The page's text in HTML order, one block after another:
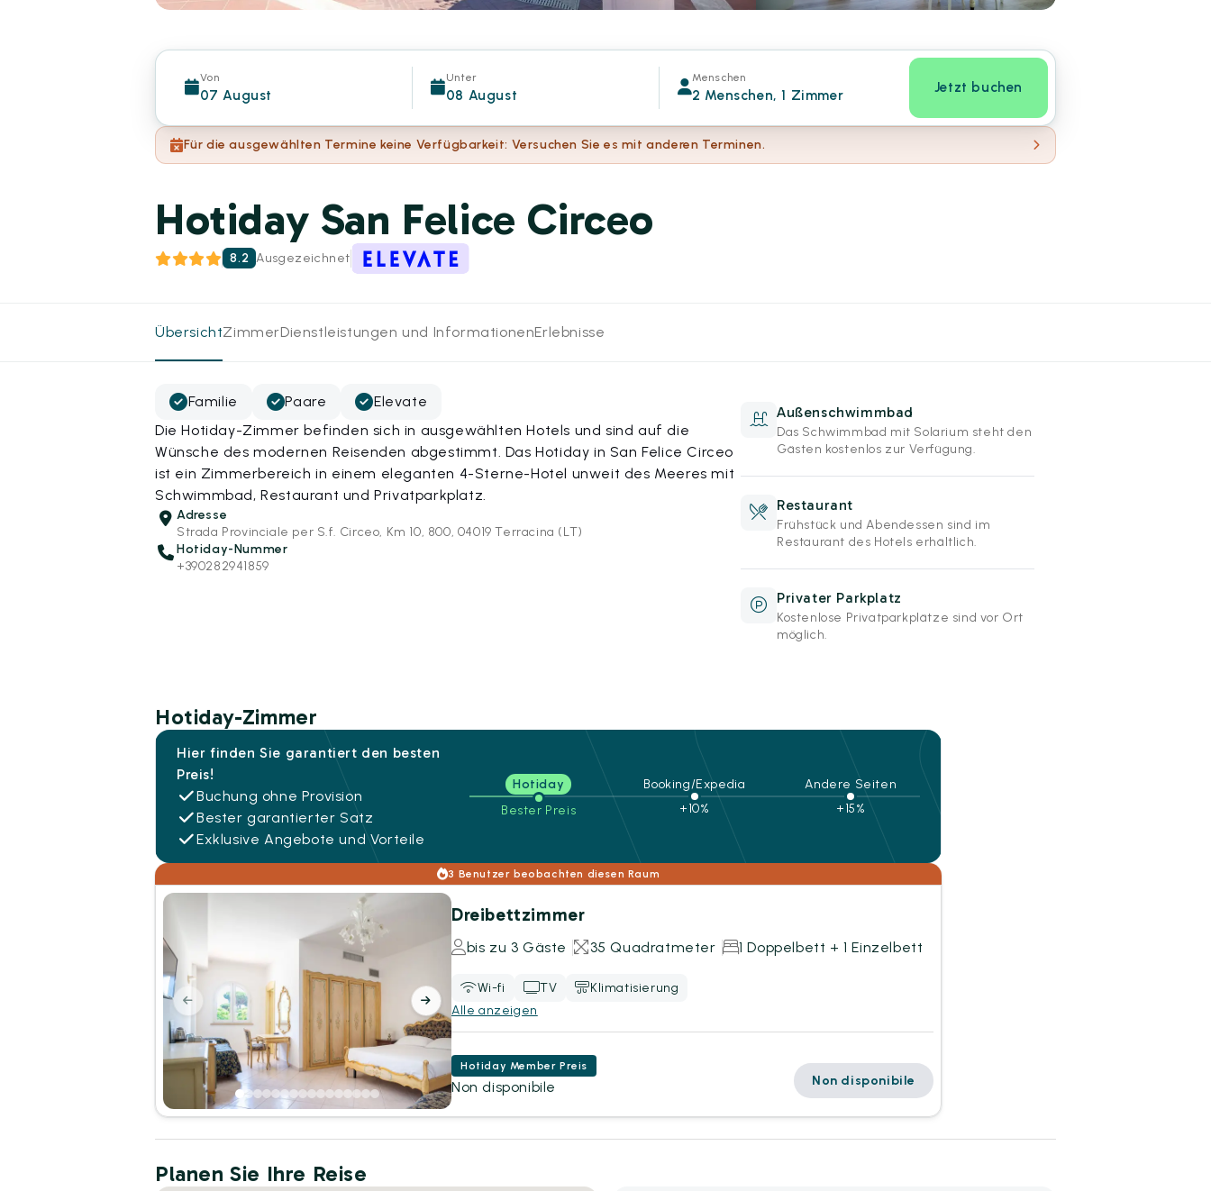
Von
07 August
Unter
08 August
Menschen
2 Menschen, 1 Zimmer Jetzt buchen
Für die ausgewählten Termine keine Verfügbarkeit: Versuchen Sie es mit anderen Terminen.
Hotiday San Felice Circeo
8.2 Ausgezeichnet
ÜbersichtZimmerDienstleistungen und InformationenErlebnisse
Familie Paare
Elevate
Die Hotiday-Zimmer befinden sich in ausgewählten Hotels und sind auf die
Wünsche des modernen Reisenden abgestimmt. Das Hotiday in San Felice Circeo
ist ein Zimmerbereich in einem eleganten 4-Sterne-Hotel unweit des Meeres mit
Schwimmbad, Restaurant und Privatparkplatz.
Adresse
Strada Provinciale per S.f. Circeo, Km 10, 800, 04019 Terracina (LT)
Hotiday-Nummer
+390282941859
Außenschwimmbad
Das Schwimmbad mit Solarium steht den
Gästen kostenlos zur Verfügung.
Restaurant
Frühstück und Abendessen sind im
Restaurant des Hotels erhältlich.
Privater Parkplatz
Kostenlose Privatparkplätze sind vor Ort
möglich.
Hotiday-Zimmer
Hier finden Sie garantiert den besten
Preis!
Buchung ohne Provision
Bester garantierter Satz
Exklusive Angebote und Vorteile
Hotiday
Bester Preis
Booking/Expedia
+10%
Andere Seiten
+15%
3 Benutzer beobachten diesen Raum
Dreibettzimmer
bis zu 3 Gäste 35 Quadratmeter 1 Doppelbett + 1 Einzelbett
Wi-fi TV
Klimatisierung
Alle anzeigen
Hotiday Member Preis
Non disponibile Non disponibile
Planen Sie Ihre Reise